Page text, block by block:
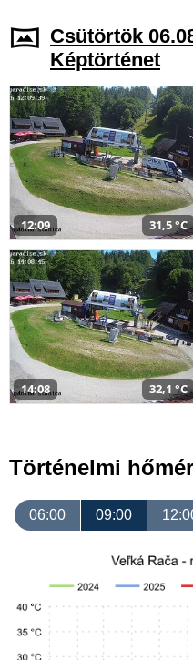
Csütörtök
Képtörténet
12:09 31,5 °C
14:08 32,1 °C
Történelmi
06:00 09:00